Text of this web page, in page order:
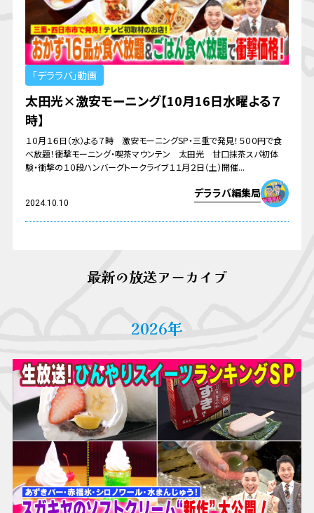
「デララバ」動画
太田光×激安モーニング【10月16日水曜よる７
時】
１０月１６日（水）よる７時 激安モーニングSP・三重で発見！５００円で食
べ放題！衝撃モーニング・喫茶マウンテン 太田光 甘口抹茶スパ初体
験・衝撃の１０段ハンバーグトークライブ１１月２日（土）開催...
2024.10.10
デララバ編集局
最新の放送アーカイブ
2026年